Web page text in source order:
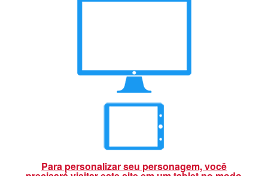
Para personalizar seu personagem, você